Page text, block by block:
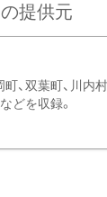
提供元
、双葉町、川
どを収録。